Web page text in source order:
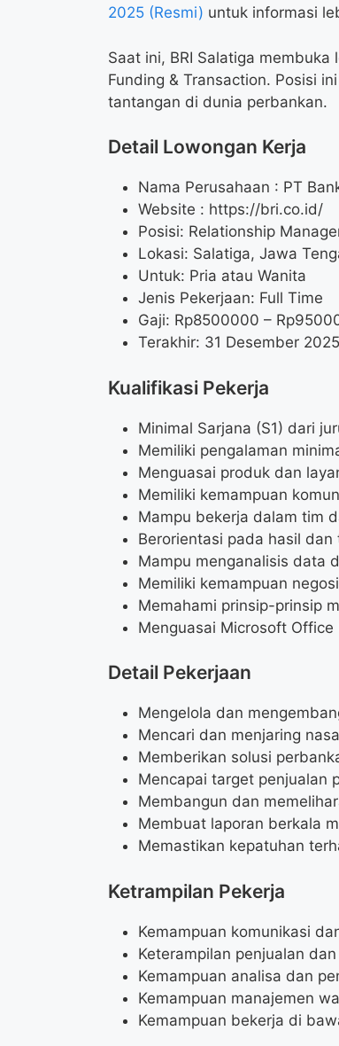
2025 (Resmi) untuk informasi
Saat ini, BRI Salatiga
Funding & Transaction. Posisi
tantangan di dunia perbankan.
Detail Lowongan Kerja
Nama Perusahaan : PT
Website : https://bri.co.id/
Posisi: Relationship
Lokasi: Salatiga, Jawa
Untuk: Pria atau Wanita
Jenis Pekerjaan: Full Time
Gaji: Rp8500000 – Rp
Terakhir: 31 Desember 2025
Kualifikasi Pekerja
Minimal Sarjana (S1) dari
Memiliki pengalaman
Menguasai produk dan
Memiliki kemampuan
Mampu bekerja dalam tim
Berorientasi pada hasil dan
Mampu menganalisis data
Memiliki kemampuan
Memahami prinsip-prinsip
Menguasai Microsoft Office
Detail Pekerjaan
Mengelola dan
Mencari dan menjaring
Memberikan solusi
Mencapai target penjualan
Membangun dan
Membuat laporan berkala
Memastikan kepatuhan
Ketrampilan Pekerja
Kemampuan komunikasi
Keterampilan penjualan
Kemampuan analisa dan
Kemampuan manajemen
Kemampuan bekerja di